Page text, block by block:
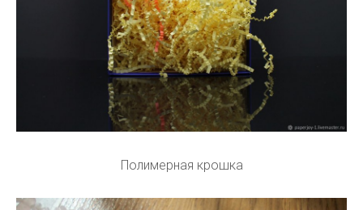
Полимерная крошка